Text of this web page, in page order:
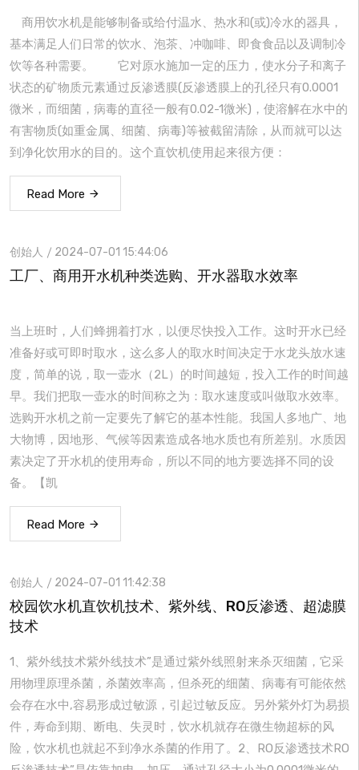
商用饮水机是能够制备或给付温水、热水和(或)冷水的器具，
基本满足人们日常的饮水、泡茶、冲咖啡、即食食品以及调制冷
饮等各种需要。 它对原水施加一定的压力，使水分子和离子
状态的矿物质元素通过反渗透膜(反渗透膜上的孔径只有0.0001
微米，而细菌，病毒的直径一般有0.02-1微米)，使溶解在水中的
有害物质(如重金属、细菌、病毒)等被截留清除，从而就可以达
到净化饮用水的目的。这个直饮机使用起来很方便：
Read More
创始人 2024-07-01 15:44:06
工厂、商用开水机种类选购、开水器取水效率
当上班时，人们蜂拥着打水，以便尽快投入工作。这时开水已经
准备好或可即时取水，这么多人的取水时间决定于水龙头放水速
度，简单的说，取一壶水（2L）的时间越短，投入工作的时间越
早。我们把取一壶水的时间称之为：取水速度或叫做取水效率。
选购开水机之前一定要先了解它的基本性能。我国人多地广、地
大物博，因地形、气候等因素造成各地水质也有所差别。水质因
素决定了开水机的使用寿命，所以不同的地方要选择不同的设
备。【凯
Read More
创始人 2024-07-01 11:42:38
校园饮水机直饮机技术、紫外线、RO反渗透、超滤膜
技术
1、紫外线技术紫外线技术”是通过紫外线照射来杀灭细菌，它采
用物理原理杀菌，杀菌效率高，但杀死的细菌、病毒有可能依然
会存在水中,容易形成过敏源，引起过敏反应。另外紫外灯为易损
件，寿命到期、断电、失灵时，饮水机就存在微生物超标的风
险，饮水机也就起不到净水杀菌的作用了。2、RO反渗透技术RO